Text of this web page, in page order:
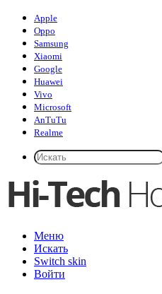
Apple
Oppo
Samsung
Xiaomi
Google
Huawei
Vivo
Microsoft
AnTuTu
Realme
Меню
Искать
Switch skin
Войти